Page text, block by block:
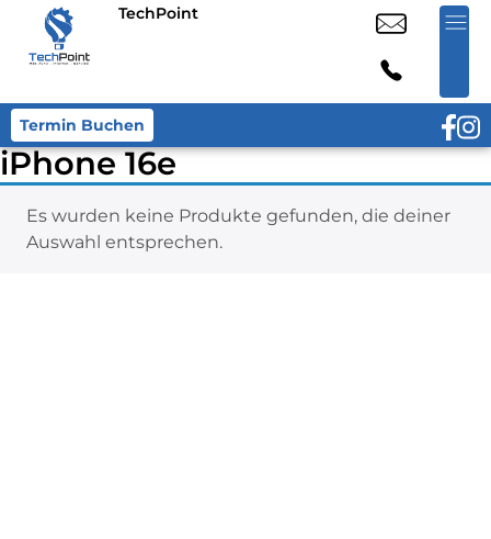
TechPoint
Termin Buchen
iPhone 16e
Es wurden keine Produkte gefunden, die deiner
Auswahl entsprechen.